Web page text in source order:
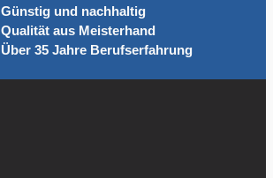
Günstig und nachhaltig
Qualität aus Meisterhand
Über 35 Jahre Berufserfahrung